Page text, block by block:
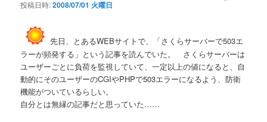
投稿日時:2008/07/01 火曜日
先日、とあるWEBサイトで、「さくらサーバーで503エ
ラーが頻発する」という記事を読んでいた。 さくらサーバーは
ユーザーごとに負荷を監視していて、一定以上の値になると、自
動的にそのユーザーのCGIやPHPで503エラーになるよう、防衛
機能がついているらしい。
自分とは無縁の記事だと思っていた……